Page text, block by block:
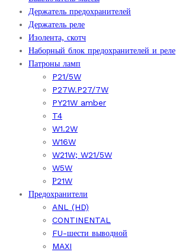
Держатель предохранителей
Держатель реле
Изолента, скотч
Наборный блок предохранителей и реле
Патроны ламп
P21/5W
P27W.P27/7W
PY21W amber
T4
W1.2W
W16W
W21W; W21/5W
W5W
Р21W
Предохранители
ANL (HD)
CONTINENTAL
FU-шести выводной
MAXI